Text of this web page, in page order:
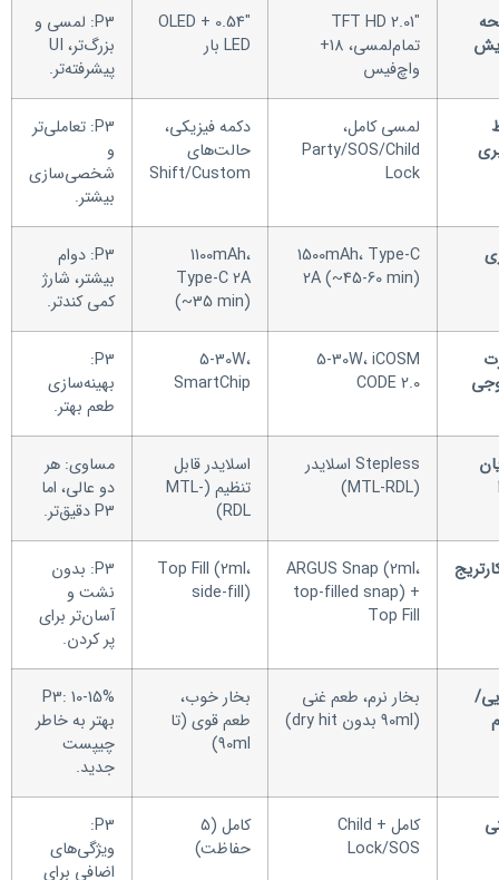
2.01″ TFT HD
تمام‌لمسی، 18+
واچ‌فیس
0.54″ OLED +
LED بار
P3: لمسی و
بزرگ‌تر، UI
پیشرفته‌تر.
لمسی کامل،
Party/SOS/Child
Lock
دکمه فیزیکی،
حالت‌های
Shift/Custom
P3: تعاملی‌تر
و
شخصی‌سازی
بیشتر.
1500mAh، Type-C
2A (~45-60 min)
1100mAh،
Type-C 2A
(~35 min)
P3: دوام
بیشتر، شارژ
کمی کندتر.
5-30W، iCOSM
CODE 2.0
5-30W،
SmartChip
P3:
بهینه‌سازی
طعم بهتر.
Stepless اسلایدر
(MTL-RDL)
اسلایدر قابل
تنظیم (MTL-
RDL)
مساوی: هر
دو عالی، اما
P3 دقیق‌تر.
ARGUS Snap (2ml،
top-filled snap) +
Top Fill
Top Fill (2ml،
side-fill)
P3: بدون
نشت و
آسان‌تر برای
پر کردن.
بخار نرم، طعم غنی
(90ml بدون dry hit)
بخار خوب،
طعم قوی (تا
90ml)
P3: 10-15%
بهتر به خاطر
چیپست
جدید.
کامل + Child
Lock/SOS
کامل (5
حفاظت)
P3:
ویژگی‌های
اضافی برای